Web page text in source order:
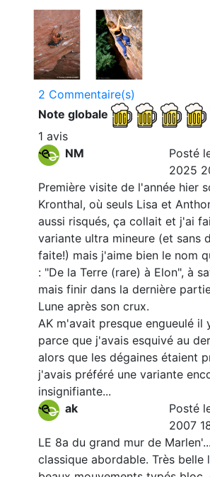
2 Commentaire(s)
Note globale
1 avis
NM
Posté
2025
Première visite de l'année hier
Kronthal, où seuls Lisa et
aussi risqués, ça collait et j'ai
variante ultra mineure (et sans
faite!) mais j'aime bien le nom
: "De la Terre (rare) à Elon", à
mais finir dans la dernière
Lune après son crux.
AK m'avait presque engueulé il
parce que j'avais esquivé au
alors que les dégaines étaient
j'avais préféré une variante
insignifiante...
ak
Posté
2007
LE 8a du grand mur de
classique abordable. Très belle